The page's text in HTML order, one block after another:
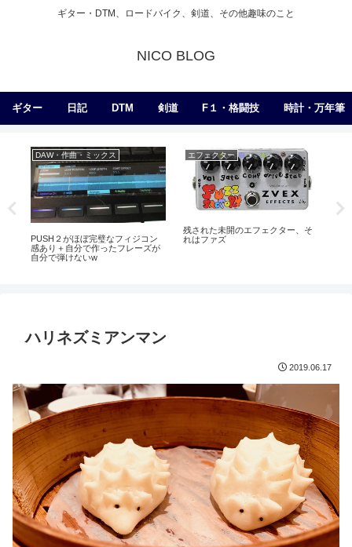
ギター・DTM、ロードバイク、剣道、その他趣味のこと
NICO BLOG
ギター 日記 DTM 剣道 F１・格闘技 時計・万年筆
DAW・作曲・ミックス
PUSH２がほぼ完璧なフィジコン
感あり＋自分で作ったフレーズが
自分で弾けないw
エフェクター
残された未開のエフェクター、そ
れはファズ
ハリネズミアンマン
2019.06.17